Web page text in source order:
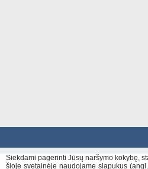
Siekdami pagerinti Jūsų naršymo kokybę,
šioje svetainėje naudojame slapukus